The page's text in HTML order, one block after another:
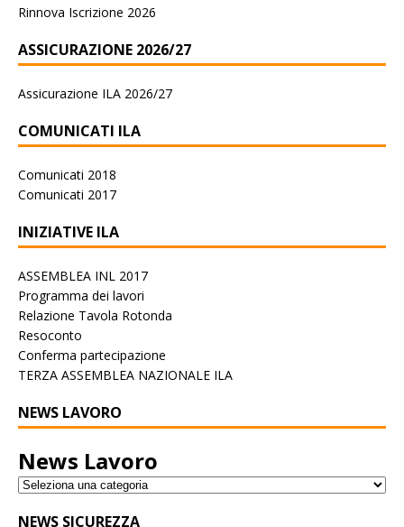
Rinnova Iscrizione 2026
ASSICURAZIONE 2026/27
Assicurazione ILA 2026/27
COMUNICATI ILA
Comunicati 2018
Comunicati 2017
INIZIATIVE ILA
ASSEMBLEA INL 2017
Programma dei lavori
Relazione Tavola Rotonda
Resoconto
Conferma partecipazione
TERZA ASSEMBLEA NAZIONALE ILA
NEWS LAVORO
News Lavoro
NEWS SICUREZZA